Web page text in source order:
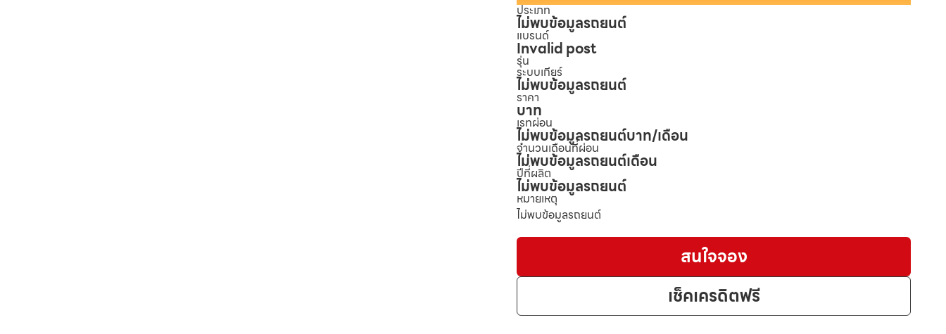
ประเภท
ไม่พบข้อมูลรถยนต์
แบรนด์
Invalid post
รุ่น
ระบบเกียร์
ไม่พบข้อมูลรถยนต์
ราคา
บาท
เรทผ่อน
ไม่พบข้อมูลรถยนต์บาท/เดือน
จำนวนเดือนที่ผ่อน
ไม่พบข้อมูลรถยนต์เดือน
ปีที่ผลิต
ไม่พบข้อมูลรถยนต์
หมายเหตุ
ไม่พบข้อมูลรถยนต์
สนใจจอง
เช็คเครดิตฟรี